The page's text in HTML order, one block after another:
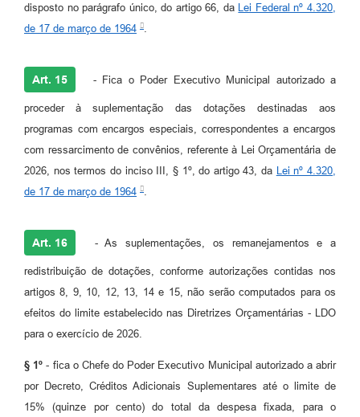
disposto no parágrafo único, do artigo 66, da
Lei Federal nº 4.320,
de 17 de março de 1964
.
Art. 15 - Fica o Poder Executivo Municipal autorizado a
proceder à suplementação das dotações destinadas aos
programas com encargos especiais, correspondentes a encargos
com ressarcimento de convênios, referente à Lei Orçamentária de
2026, nos termos do inciso III, § 1º, do artigo 43, da Lei nº 4.320,
de 17 de março de 1964
.
Art. 16 - As suplementações, os remanejamentos e a
redistribuição de dotações, conforme autorizações contidas nos
artigos 8, 9, 10, 12, 13, 14 e 15, não serão computados para os
efeitos do limite estabelecido nas Diretrizes Orçamentárias - LDO
para o exercício de 2026.
§ 1º - fica o Chefe do Poder Executivo Municipal autorizado a abrir
por Decreto, Créditos Adicionais Suplementares até o limite de
15% (quinze por cento) do total da despesa fixada, para o